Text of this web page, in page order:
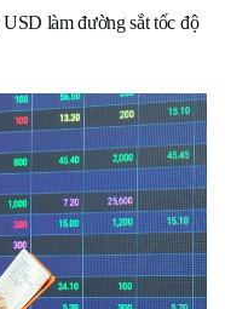
làm đường sắt tốc độ